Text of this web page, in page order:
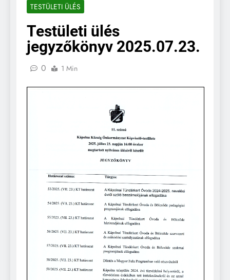
TESTÜLETI ÜLÉS
Testületi ülés
jegyzőkönyv 2025.07.23.
0 1 Min